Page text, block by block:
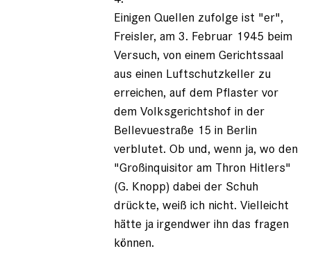
Einigen Quellen zufolge ist "er",
Freisler, am 3. Februar 1945 beim
Versuch, von einem Gerichtssaal
aus einen Luftschutzkeller zu
erreichen, auf dem Pflaster vor
dem Volksgerichtshof in der
Bellevuestraße 15 in Berlin
verblutet. Ob und, wenn ja, wo den
"Großinquisitor am Thron Hitlers"
(G. Knopp) dabei der Schuh
drückte, weiß ich nicht. Vielleicht
hätte ja irgendwer ihn das fragen
können.